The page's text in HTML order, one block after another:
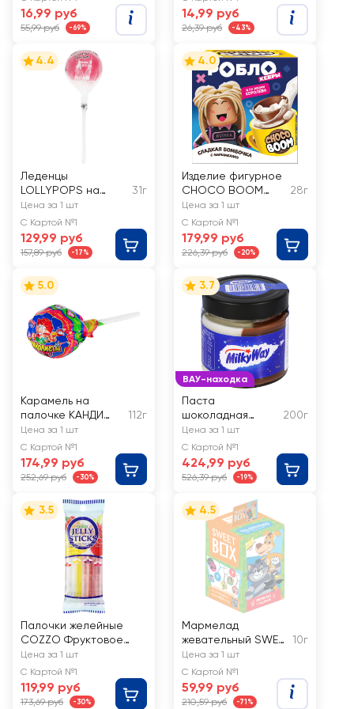
16,99 руб
55,99 руб -69%
14,99 руб
26,39 руб -43%
4.4
Леденцы
LOLLYPOPS на
палочке
31г
Цена за 1 шт
С Картой №1
129,99 руб
157,89 руб -17%
4.0
Изделие фигурное
CHOCO BOOM
Роблоксеры с
подарком из
молочного
шоколада,
глазированные, с
добавлением
маршмеллоу
28г
Цена за 1 шт
С Картой №1
179,99 руб
226,39 руб -20%
5.0
Карамель на
палочке КАНДИ
КЛАБ Лизунец Maxi
Приколисты, с
подарком
112г
Цена за 1 шт
С Картой №1
174,99 руб
252,69 руб -30%
ВАУ-находка
3.7
Паста
шоколадная
MILKY WAY
200г
Цена за 1 шт
С Картой №1
424,99 руб
526,39 руб -19%
3.5
Палочки желейные
COZZO Фруктовое
ассорти, 100г
Цена за 1 шт
С Картой №1
119,99 руб
173,69 руб -30%
4.5
Мармелад
жевательный SWEET
BOX
Простоквашино,
апельсин/яблоко/
клубника/персик/
10г
Цена за 1 шт
С Картой №1
59,99 руб
210,59 руб -71%